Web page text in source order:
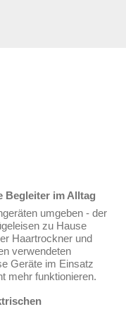
Begleiter im Alltag
umgeben - der
zu Hause
Haartrockner und
verwendeten
Geräte im Einsatz
mehr funktionieren.